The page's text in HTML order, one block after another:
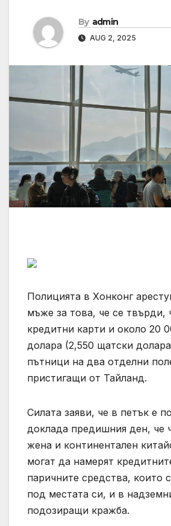
By admin
AUG 2, 2025
Полицията в Хонконг
мъже за това, че се твърди,
кредитни карти и около 20
долара (2,550 щатски
пътници на два отделни
пристигащи от Тайланд.
Силата заяви, че в петък е
доклада предишния ден, че
жена и континентален
могат да намерят
паричните средства, които
под местата си, и в
подозиращи кражба.